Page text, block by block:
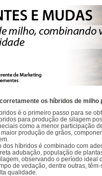
os híbridos de milho
é o primeiro passo para se
para produção de silagem
como a menor participação
produção de grãos,
dos híbridos é combinado com
adubação, população de
observando o período ideal
de vedação, dentre outras,
qualidade.